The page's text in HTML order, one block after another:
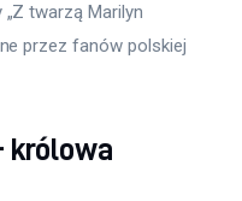
„Z twarzą Marilyn
przez fanów polskiej
królowa